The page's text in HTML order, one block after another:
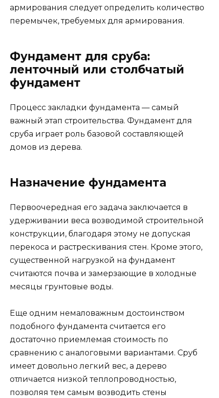
армирования следует определить количество
перемычек, требуемых для армирования.
Фундамент для сруба:
ленточный или столбчатый
фундамент
Процесс закладки фундамента — самый
важный этап строительства. Фундамент для
сруба играет роль базовой составляющей
домов из дерева.
Назначение фундамента
Первоочередная его задача заключается в
удерживании веса возводимой строительной
конструкции, благодаря этому не допуская
перекоса и растрескивания стен. Кроме этого,
существенной нагрузкой на фундамент
считаются почва и замерзающие в холодные
месяцы грунтовые воды.
Еще одним немаловажным достоинством
подобного фундамента считается его
достаточно приемлемая стоимость по
сравнению с аналоговыми вариантами. Сруб
имеет довольно легкий вес, а дерево
отличается низкой теплопроводностью,
позволяя тем самым возводить стены